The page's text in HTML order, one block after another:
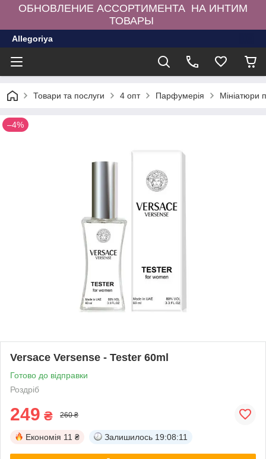
ОБНОВЛЕНИЕ АССОРТИМЕНТА НА ИНТИМ
ТОВАРЫ
Allegoriya
Товари та послуги 4 опт Парфумерія Мініатюри
–4%
Versace Versense - Tester 60ml
Готово до відправки
Роздріб
249 ₴ 260 ₴
Економія 11 ₴ Залишилось 19:08:11